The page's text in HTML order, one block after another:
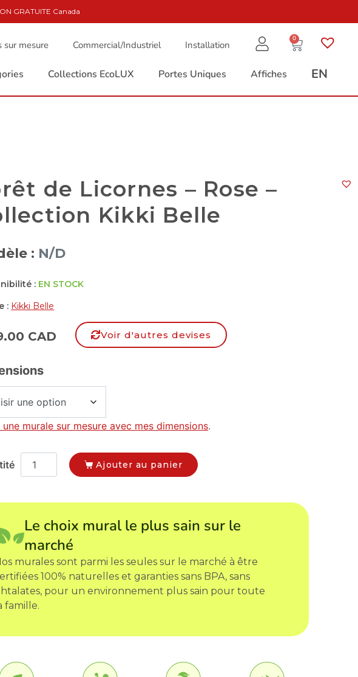
GRATUITE Canada
sur mesure Commercial/Industriel Installation
0
Collections EcoLUX Portes Uniques Affiches EN
de Licornes – Rose –
Kikki Belle
: N/D
: EN STOCK
: Kikki Belle
CAD Voir d'autres devises
une murale sur mesure avec mes dimensions.
Ajouter au panier
Le choix mural le plus sain sur le
marché
murales sont parmi les seules sur le marché à être
100% naturelles et garanties sans BPA, sans
pour un environnement plus sain pour toute
famille.